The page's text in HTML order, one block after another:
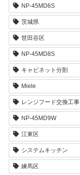
NP-45MD6S
茨城県
世田谷区
NP-45MD8S
キャビネット分割
Miele
レンジフード交換工事
NP-45MD9W
江東区
システムキッチン
練馬区